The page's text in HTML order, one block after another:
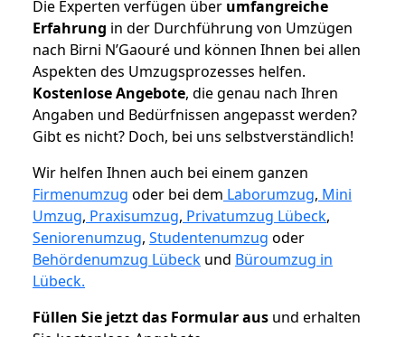
Die Experten verfügen über umfangreiche
Erfahrung in der Durchführung von Umzügen
nach Birni N’Gaouré und können Ihnen bei allen
Aspekten des Umzugsprozesses helfen.
Kostenlose Angebote, die genau nach Ihren
Angaben und Bedürfnissen angepasst werden?
Gibt es nicht? Doch, bei uns selbstverständlich!
Wir helfen Ihnen auch bei einem ganzen
Firmenumzug oder bei dem Laborumzug, Mini
Umzug, Praxisumzug, Privatumzug Lübeck,
Seniorenumzug, Studentenumzug oder
Behördenumzug Lübeck und Büroumzug in
Lübeck.
Füllen Sie jetzt das Formular aus und erhalten